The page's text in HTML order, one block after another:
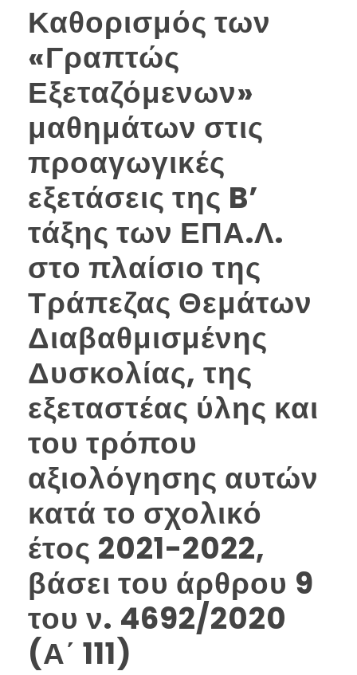
Καθορισμός των
«Γραπτώς
Εξεταζόμενων»
μαθημάτων στις
προαγωγικές
εξετάσεις της B’
τάξης των ΕΠΑ.Λ.
στο πλαίσιο της
Τράπεζας Θεμάτων
Διαβαθμισμένης
Δυσκολίας, της
εξεταστέας ύλης και
του τρόπου
αξιολόγησης αυτών
κατά το σχολικό
έτος 2021-2022,
βάσει του άρθρου 9
του ν. 4692/2020
(Α΄ 111)